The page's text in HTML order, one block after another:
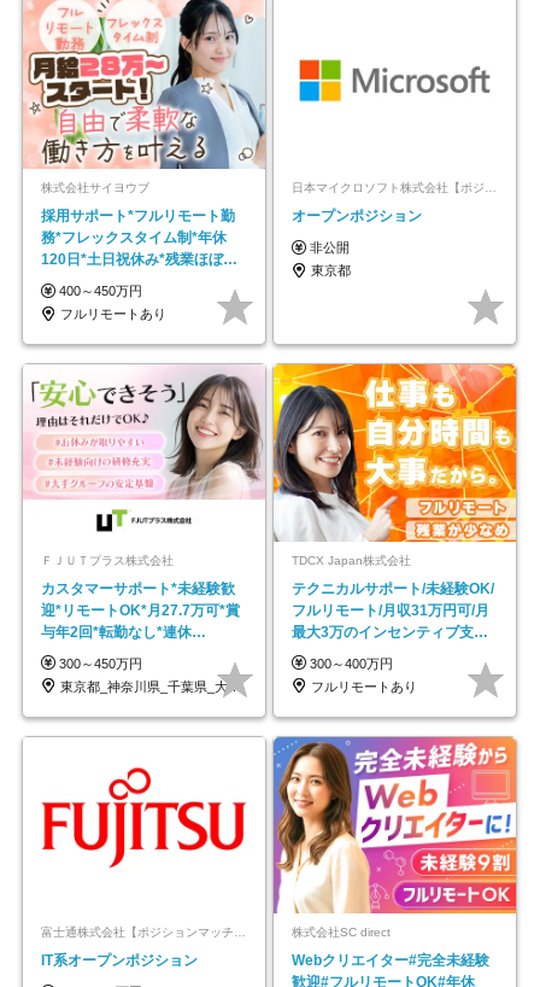
株式会社サイヨウブ
採用サポート*フルリモート勤
務*フレックスタイム制*年休
120日*土日祝休み*残業ほぼな
し*育児中社員8割以上
400～450万円
フルリモートあり
日本マイクロソフト株式会社【ポジションマッチ登録】
オープンポジション
非公開
東京都
ＦＪＵＴプラス株式会社
カスタマーサポート*未経験歓
迎*リモートOK*月27.7万可*賞
与年2回*転勤なし*連休
OK/ZE010232
300～450万円
東京都_神奈川県_千葉県_大阪府_愛知県…
TDCX Japan株式会社
テクニカルサポート/未経験OK/
フルリモート/月収31万円可/月
最大3万のインセンティブ支給/
平均年齢33歳
300～400万円
フルリモートあり
富士通株式会社【ポジションマッチ登録】
IT系オープンポジション
株式会社SC direct
Webクリエイター#完全未経験
歓迎#フルリモートOK#年休